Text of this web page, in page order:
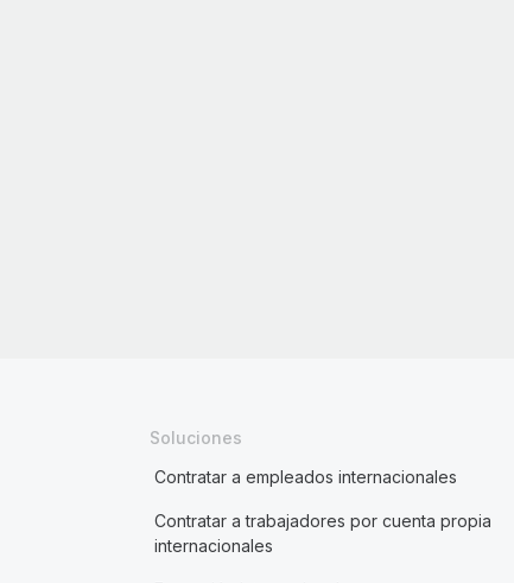
Soluciones
Contratar a empleados internacionales
Contratar a trabajadores por cuenta propia
internacionales